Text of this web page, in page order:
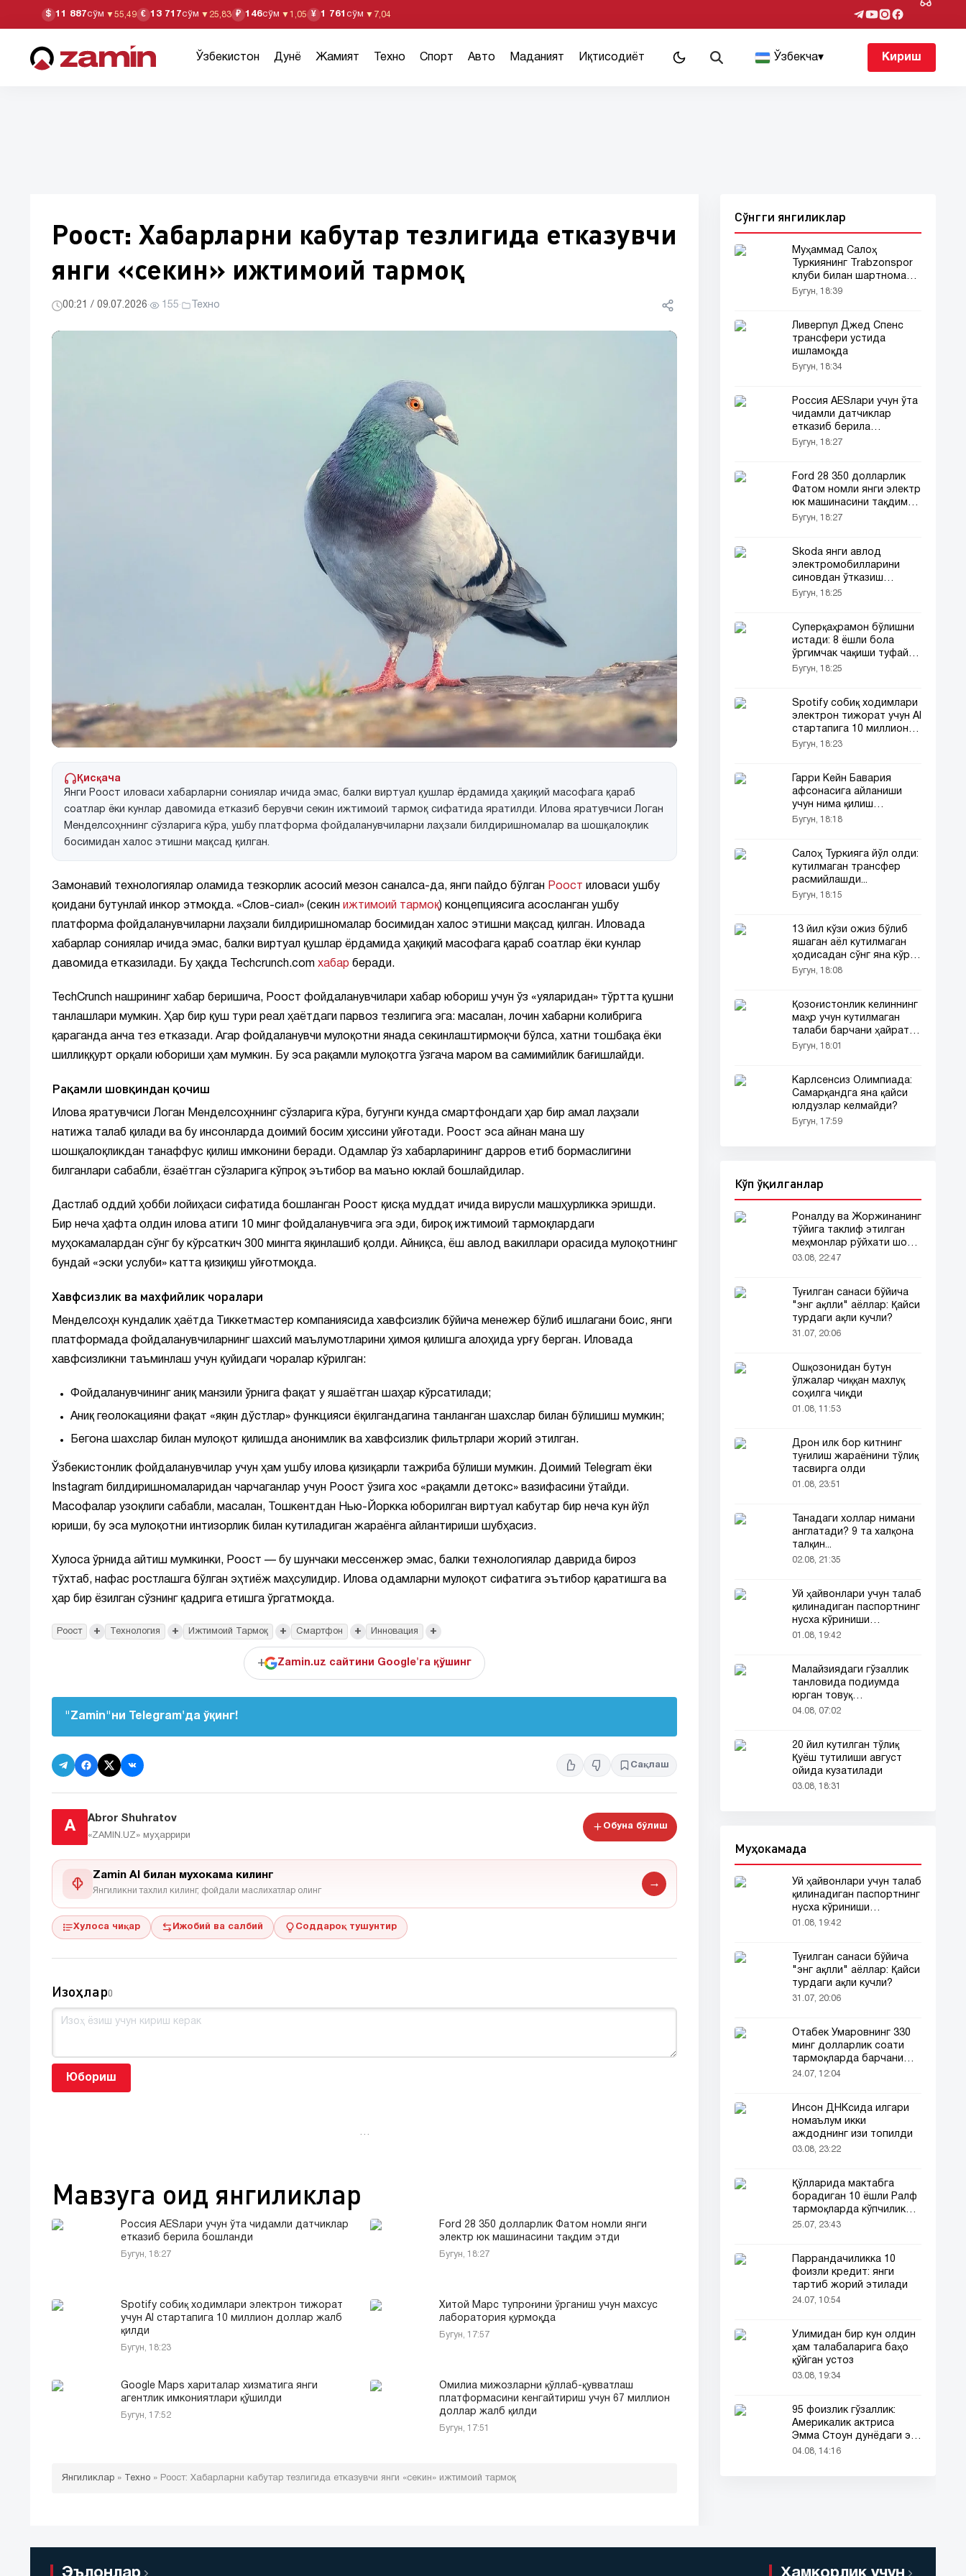
$ 11 887сўм ▼55,49 € 13 717сўм ▼ 25,83 ₽ 146сўм ▼1,05 ¥ 1 761 сўм ▼ 7,04
Ўзбекистон Дунё Жамият Техно Спорт Авто Маданият Иқтисодиёт Ўзбекча▾ Кириш
Роост: Хабарларни кабутар тезлигида етказувчи
янги «секин» ижтимоий тармоқ
00:21 / 09.07.2026· 155· Техно
Қисқача
Янги Роост иловаси хабарларни сониялар ичида эмас, балки виртуал қушлар ёрдамида ҳақиқий масофага қараб
соатлар ёки кунлар давомида етказиб берувчи секин ижтимоий тармоқ сифатида яратилди. Илова яратувчиси Логан
Менделсоҳннинг сўзларига кўра, ушбу платформа фойдаланувчиларни лаҳзали билдиришномалар ва шошқалоқлик
босимидан халос этишни мақсад қилган.
Замонавий технологиялар оламида тезкорлик асосий мезон саналса-да, янги пайдо бўлган Роост иловаси ушбу
қоидани бутунлай инкор этмоқда. «Слов-сиал» (секин ижтимоий тармоқ) концепциясига асосланган ушбу
платформа фойдаланувчиларни лаҳзали билдиришномалар босимидан халос этишни мақсад қилган. Иловада
хабарлар сониялар ичида эмас, балки виртуал қушлар ёрдамида ҳақиқий масофага қараб соатлар ёки кунлар
давомида етказилади. Бу ҳақда Techcrunch.com хабар беради.
TechCrunch нашрининг хабар беришича, Роост фойдаланувчилари хабар юбориш учун ўз «уяларидан» тўртта қушни
танлашлари мумкин. Ҳар бир қуш тури реал ҳаётдаги парвоз тезлигига эга: масалан, лочин хабарни колибрига
қараганда анча тез етказади. Агар фойдаланувчи мулоқотни янада секинлаштирмоқчи бўлса, хатни тошбақа ёки
шиллиққурт орқали юбориши ҳам мумкин. Бу эса рақамли мулоқотга ўзгача маром ва самимийлик бағишлайди.
Рақамли шовқиндан қочиш
Илова яратувчиси Логан Менделсоҳннинг сўзларига кўра, бугунги кунда смартфондаги ҳар бир амал лаҳзали
натижа талаб қилади ва бу инсонларда доимий босим ҳиссини уйғотади. Роост эса айнан мана шу
шошқалоқликдан танаффус қилиш имконини беради. Одамлар ўз хабарларининг дарров етиб бормаслигини
билганлари сабабли, ёзаётган сўзларига кўпроқ эътибор ва маъно юклай бошлайдилар.
Дастлаб оддий ҳобби лойиҳаси сифатида бошланган Роост қисқа муддат ичида вирусли машҳурликка эришди.
Бир неча ҳафта олдин илова атиги 10 минг фойдаланувчига эга эди, бироқ ижтимоий тармоқлардаги
муҳокамалардан сўнг бу кўрсаткич 300 мингга яқинлашиб қолди. Айниқса, ёш авлод вакиллари орасида мулоқотнинг
бундай «эски услуби» катта қизиқиш уйғотмоқда.
Хавфсизлик ва махфийлик чоралари
Менделсоҳн кундалик ҳаётда Тиккетмастер компаниясида хавфсизлик бўйича менежер бўлиб ишлагани боис, янги
платформада фойдаланувчиларнинг шахсий маълумотларини ҳимоя қилишга алоҳида урғу берган. Иловада
хавфсизликни таъминлаш учун қуйидаги чоралар кўрилган:
Фойдаланувчининг аниқ манзили ўрнига фақат у яшаётган шаҳар кўрсатилади;
Аниқ геолокацияни фақат «яқин дўстлар» функцияси ёқилгандагина танланган шахслар билан бўлишиш мумкин;
Бегона шахслар билан мулоқот қилишда анонимлик ва хавфсизлик фильтрлари жорий этилган.
Ўзбекистонлик фойдаланувчилар учун ҳам ушбу илова қизиқарли тажриба бўлиши мумкин. Доимий Telegram ёки
Instagram билдиришномаларидан чарчаганлар учун Роост ўзига хос «рақамли детокс» вазифасини ўтайди.
Масофалар узоқлиги сабабли, масалан, Тошкентдан Нью-Йоркка юборилган виртуал кабутар бир неча кун йўл
юриши, бу эса мулоқотни интизорлик билан кутиладиган жараёнга айлантириши шубҳасиз.
Хулоса ўрнида айтиш мумкинки, Роост — бу шунчаки мессенжер эмас, балки технологиялар даврида бироз
тўхтаб, нафас ростлашга бўлган эҳтиёж маҳсулидир. Илова одамларни мулоқот сифатига эътибор қаратишга ва
ҳар бир ёзилган сўзнинг қадрига етишга ўргатмоқда.
Роост + Технология + Ижтимоий Тармоқ + Смартфон + Инновация +
+ Zamin.uz сайтини Google'га қўшинг
"Zamin"ни Telegram'да ўқинг!
Сақлаш
A
Abror Shuhratov
«ZAMIN.UZ» муҳаррири
Обуна бўлиш
Zamin AI билан мухокама килинг
Янгиликни тахлил килинг, фойдали маслихатлар олинг
→
Хулоса чиқар Ижобий ва салбий Соддароқ тушунтир
Изоҳлар0
Юбориш
…
Мавзуга оид янгиликлар
Россия AESлари учун ўта чидамли датчиклар
етказиб берила бошланди
Бугун, 18:27
Ford 28 350 долларлик Фатом номли янги
электр юк машинасини тақдим этди
Бугун, 18:27
Spotify собиқ ходимлари электрон тижорат
учун AI стартапига 10 миллион доллар жалб
қилди
Бугун, 18:23
Хитой Марс тупроғини ўрганиш учун махсус
лаборатория қурмоқда
Бугун, 17:57
Google Maps хариталар хизматига янги
агентлик имкониятлари қўшилди
Бугун, 17:52
Омилиа мижозларни қўллаб-қувватлаш
платформасини кенгайтириш учун 67 миллион
доллар жалб қилди
Бугун, 17:51
Янгиликлар » Техно » Роост: Хабарларни кабутар тезлигида етказувчи янги «секин» ижтимоий тармоқ
Сўнгги янгиликлар
Муҳаммад Салоҳ
Туркиянинг Trabzonspor
клуби билан шартнома
имзолади
Бугун, 18:39
Ливерпул Джед Спенс
трансфери устида
ишламоқда
Бугун, 18:34
Россия AESлари учун ўта
чидамли датчиклар
етказиб берила
бошланди
Бугун, 18:27
Ford 28 350 долларлик
Фатом номли янги электр
юк машинасини тақдим
этди
Бугун, 18:27
Skoda янги авлод
электромобилларини
синовдан ўтказиш
имконияти тақдим
Бугун, 18:25
Суперқаҳрамон бўлишни
истади: 8 ёшли бола
ўргимчак чақиши туфайли
шифохонага тушди
Бугун, 18:25
Spotify собиқ ходимлари
электрон тижорат учун AI
стартапига 10 миллион
доллар жалб қилди
Бугун, 18:23
Гарри Кейн Бавария
афсонасига айланиши
учун нима қилиш
кераклиги айтилди
Бугун, 18:18
Салоҳ Туркияга йўл олди:
кутилмаган трансфер
расмийлашди...
Бугун, 18:15
13 йил кўзи ожиз бўлиб
яшаган аёл кутилмаган
ҳодисадан сўнг яна кўра
бошлади
Бугун, 18:08
Қозоғистонлик келиннинг
маҳр учун кутилмаган
талаби барчани ҳайратга
солди
Бугун, 18:01
Карлсенсиз Олимпиада:
Самарқандга яна қайси
юлдузлар келмайди?
Бугун, 17:59
Кўп ўқилганлар
Роналду ва Жоржинанинг
тўйига таклиф этилган
меҳмонлар рўйхати шов-
шувда
03.08, 22:47
Туғилган санаси бўйича
"энг ақлли" аёллар: Қайси
турдаги ақли кучли?
31.07, 20:06
Ошқозонидан бутун
ўлжалар чиққан махлуқ
соҳилга чиқди
01.08, 11:53
Дрон илк бор китнинг
туғилиш жараёнини тўлиқ
тасвирга олди
01.08, 23:51
Танадаги холлар нимани
англатади? 9 та халқона
талқин...
02.08, 21:35
Уй ҳайвонлари учун талаб
қилинадиган паспортнинг
нусха кўриниши
тармоқларда тарқалди
01.08, 19:42
Малайзиядаги гўзаллик
танловида подиумда
юрган товуқ
томошабинлар
04.08, 07:02
20 йил кутилган тўлиқ
Қуёш тутилиши август
ойида кузатилади
03.08, 18:31
Муҳокамада
Уй ҳайвонлари учун талаб
қилинадиган паспортнинг
нусха кўриниши
тармоқларда тарқалди
01.08, 19:42
Туғилган санаси бўйича
"энг ақлли" аёллар: Қайси
турдаги ақли кучли?
31.07, 20:06
Отабек Умаровнинг 330
минг долларлик соати
тармоқларда барчани
эътиборини тортди!
24.07, 12:04
Инсон ДНКсида илгари
номаълум икки
аждоднинг изи топилди
03.08, 23:22
Қўлларида мактабга
борадиган 10 ёшли Ралф
тармоқларда кўпчиликни
таъсирлантирди
25.07, 23:43
Паррандачиликка 10
фоизли кредит: янги
тартиб жорий этилади
24.07, 10:54
Ўлимидан бир кун олдин
ҳам талабаларига баҳо
қўйган устоз
03.08, 19:34
95 фоизлик гўзаллик:
Америкалик актриса
Эмма Стоун дунёдаги энг
гўзал аёл деб топилди!
04.08, 14:16
Эълонлар Ҳамкорлик учун